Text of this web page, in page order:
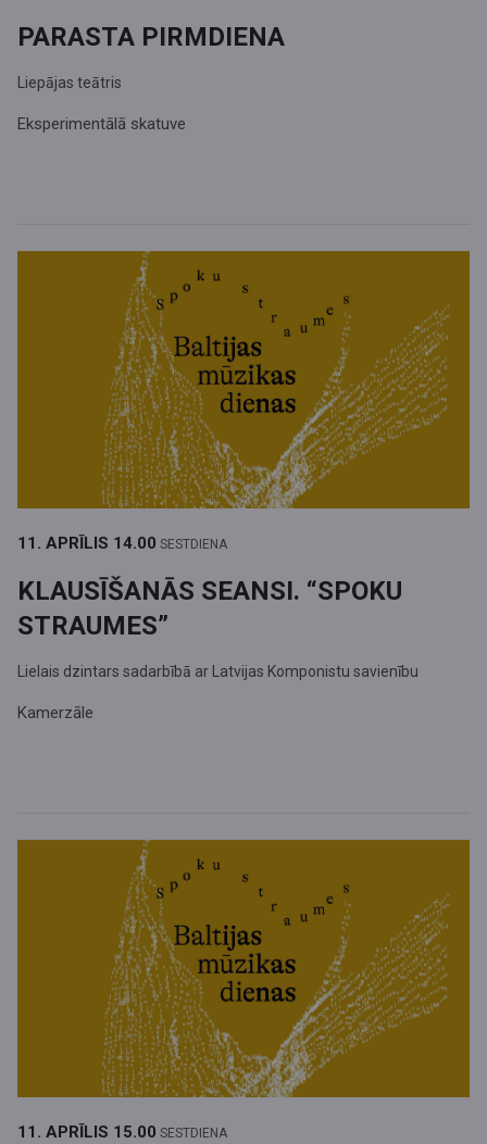
PARASTA PIRMDIENA
Liepājas teātris
Eksperimentālā skatuve
11. APRĪLIS 14.00 SESTDIENA
KLAUSĪŠANĀS SEANSI. “SPOKU
STRAUMES”
Lielais dzintars sadarbībā ar Latvijas Komponistu savienību
Kamerzāle
11. APRĪLIS 15.00 SESTDIENA